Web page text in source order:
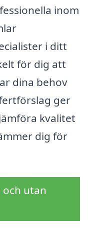
inom
i ditt
för dig att
dina behov
ger
kvalitet
dig för
och utan